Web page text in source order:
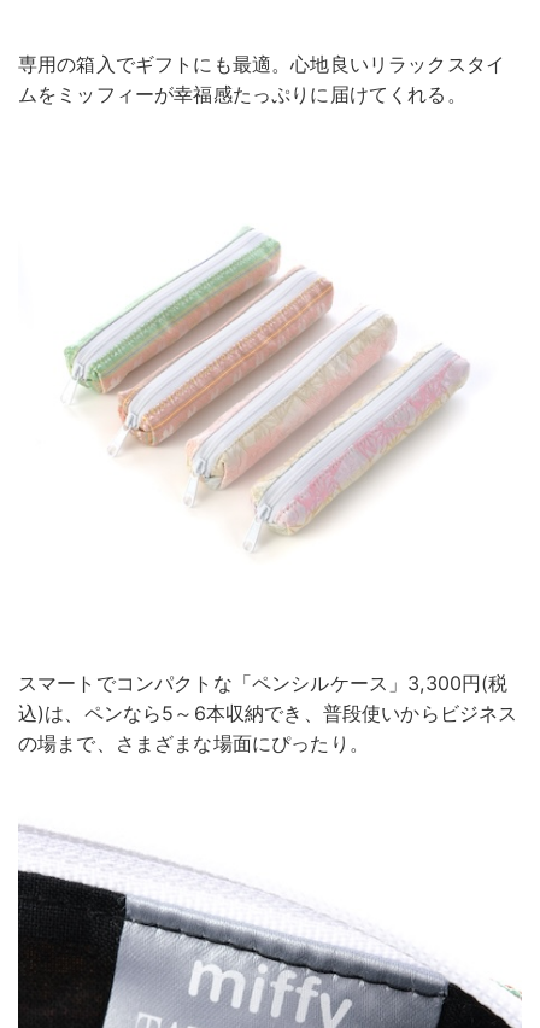
専用の箱入でギフトにも最適。心地良いリラックスタイ
ムをミッフィーが幸福感たっぷりに届けてくれる。
スマートでコンパクトな「ペンシルケース」3,300円(税
込)は、ペンなら5～6本収納でき、普段使いからビジネス
の場まで、さまざまな場面にぴったり。